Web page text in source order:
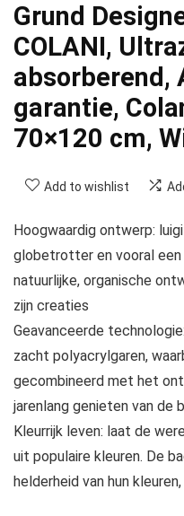
Grund
COLANI,
absorberend,
garantie,
70×120 cm,
Add to wishlist
Hoogwaardig ontwerp:
globetrotter en vooral
natuurlijke, organische
zijn creaties
Geavanceerde
zacht polyacrylgaren,
gecombineerd met het
jarenlang genieten van de
Kleurrijk leven: laat de
uit populaire kleuren. De
helderheid van hun